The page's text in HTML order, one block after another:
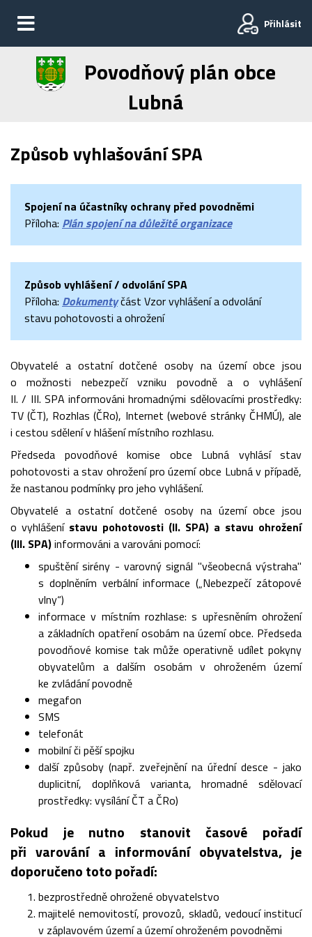
Přihlásit
Povodňový plán obce
Lubná
Způsob vyhlašování SPA
Spojení na účastníky ochrany před povodněmi
Příloha: Plán spojení na důležité organizace
Způsob vyhlášení / odvolání SPA
Příloha: Dokumentyčást Vzor vyhlášení a odvolání
stavu pohotovosti a ohrožení
Obyvatelé a ostatní dotčené osoby na území obce jsou
o možnosti nebezpečí vzniku povodně a o vyhlášení
II. / III. SPA informováni hromadnými sdělovacími prostředky:
TV (ČT), Rozhlas (ČRo), Internet (webové stránky ČHMÚ), ale
i cestou sdělení v hlášení místního rozhlasu.
Předseda povodňové komise obce Lubná vyhlásí stav
pohotovosti a stav ohrožení pro území obce Lubná v případě,
že nastanou podmínky pro jeho vyhlášení.
Obyvatelé a ostatní dotčené osoby na území obce jsou
o vyhlášení stavu pohotovosti (II. SPA) a stavu ohrožení
(III. SPA)informováni a varováni pomocí:
spuštění sirény - varovný signál "všeobecná výstraha"
s doplněním verbální informace („Nebezpečí zátopové
vlny“)
informace v místním rozhlase: s upřesněním ohrožení
a základních opatření osobám na území obce. Předseda
povodňové komise tak může operativně udílet pokyny
obyvatelům a dalším osobám v ohroženém území
ke zvládání povodně
megafon
SMS
telefonát
mobilní či pěší spojku
další způsoby (např. zveřejnění na úřední desce - jako
duplicitní, doplňková varianta, hromadné sdělovací
prostředky: vysílání ČT a ČRo)
Pokud je nutno stanovit časové pořadí
při varování a informování obyvatelstva, je
doporučeno toto pořadí:
bezprostředně ohrožené obyvatelstvo
majitelé nemovitostí, provozů, skladů, vedoucí institucí
v záplavovém území a území ohroženém povodněmi